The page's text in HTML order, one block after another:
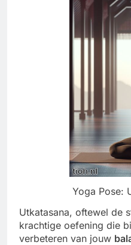
Yoga Pose:
Utkatasana, oftewel de
krachtige oefening die
verbeteren van jouw